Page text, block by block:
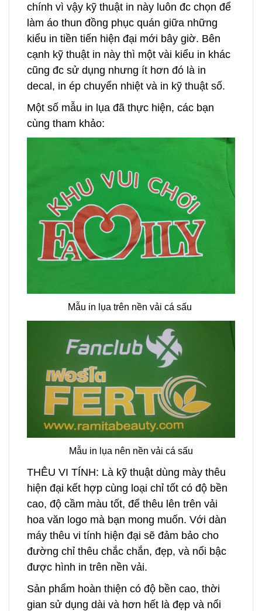
chính vì vậy kỹ thuật in này luôn đc chọn để
làm áo thun đồng phục quán giữa những
kiểu in tiền tiến hiện đại mới bây giờ. Bên
cạnh kỹ thuật in này thì một vài kiểu in khác
cũng đc sử dụng nhưng ít hơn đó là in
decal, in ép chuyển nhiệt và in kỹ thuật số.
Một số mẫu in lụa đã thực hiện, các bạn
cùng tham khảo:
Mẫu in lụa trên nền vải cá sấu
Mẫu in lụa nên nền vải cá sấu
THÊU VI TÍNH: Là kỹ thuật dùng mày thêu
hiện đại kết hợp cùng loại chỉ tốt có độ bền
cao, độ cầm màu tốt, để thêu lên trên vải
hoa văn logo mà bạn mong muốn. Với dàn
máy thêu vi tính hiện đại sẽ đảm bảo cho
đường chỉ thêu chắc chắn, đẹp, và nổi bậc
được hình in trên nền vải.
Sản phẩm hoàn thiện có độ bền cao, thời
gian sử dụng dài và hơn hết là đẹp và nổi